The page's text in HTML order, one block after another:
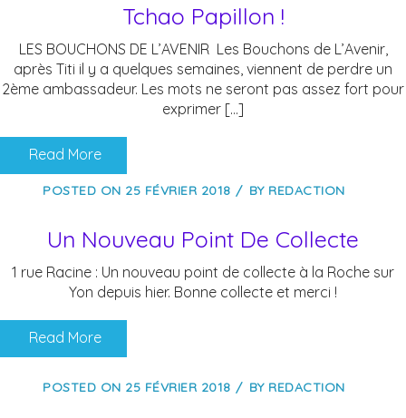
Tchao Papillon !
LES BOUCHONS DE L’AVENIR Les Bouchons de L’Avenir,
après Titi il y a quelques semaines, viennent de perdre un
2ème ambassadeur. Les mots ne seront pas assez fort pour
exprimer […]
Read More
POSTED ON 25 FÉVRIER 2018 BY REDACTION
Un Nouveau Point De Collecte
1 rue Racine : Un nouveau point de collecte à la Roche sur
Yon depuis hier. Bonne collecte et merci !
Read More
POSTED ON 25 FÉVRIER 2018 BY REDACTION